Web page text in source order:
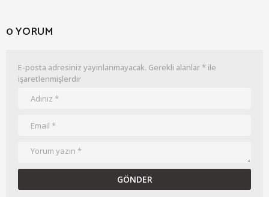
0 YORUM
E-posta adresiniz yayınlanmayacak. Gerekli alanlar* ile
işaretlenmişlerdir